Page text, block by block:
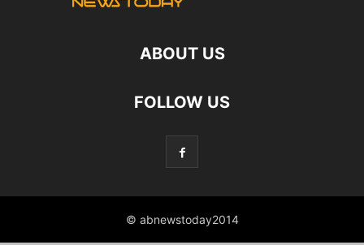
ABOUT US
FOLLOW US
© abnewstoday2014